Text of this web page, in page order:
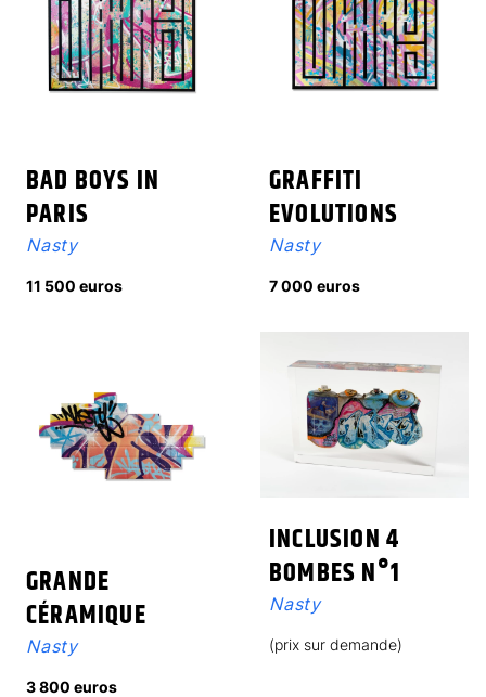
BAD BOYS IN
PARIS
Nasty
11 500 euros
GRAFFITI
EVOLUTIONS
Nasty
7 000 euros
GRANDE
CÉRAMIQUE
Nasty
3 800 euros
INCLUSION 4
BOMBES N°1
Nasty
(prix sur demande)